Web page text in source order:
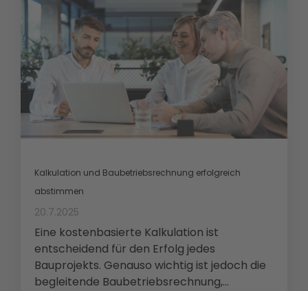
Kalkulation und Baubetriebsrechnung erfolgreich
abstimmen
20.7.2025
Eine kostenbasierte Kalkulation ist
entscheidend für den Erfolg jedes
Bauprojekts. Genauso wichtig ist jedoch die
begleitende Baubetriebsrechnung,...